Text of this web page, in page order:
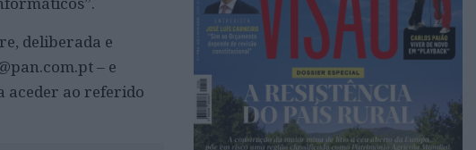
deliberada e
– e
aceder ao referido